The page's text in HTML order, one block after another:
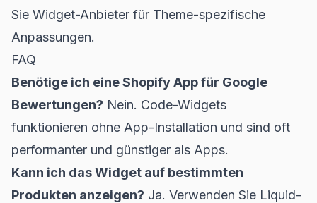
Sie Widget-Anbieter für Theme-spezifische
Anpassungen.
FAQ
Benötige ich eine Shopify App für Google
Bewertungen? Nein. Code-Widgets
funktionieren ohne App-Installation und sind oft
performanter und günstiger als Apps.
Kann ich das Widget auf bestimmten
Produkten anzeigen? Ja. Verwenden Sie Liquid-